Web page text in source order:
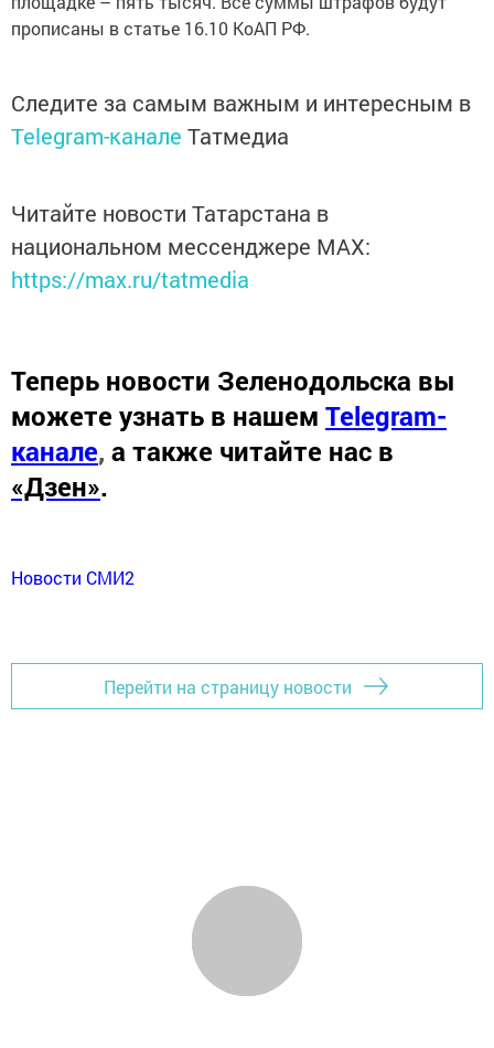
прописаны в статье 16.10 КоАП РФ.
Следите за самым важным и интересным в
Telegram-канале Татмедиа
Читайте новости Татарстана в
национальном мессенджере MАХ:
https://max.ru/tatmedia
Теперь новости Зеленодольска вы
можете узнать в нашем Telegram-
канале, а также читайте нас в
«Дзен».
Новости СМИ2
Перейти на страницу новости